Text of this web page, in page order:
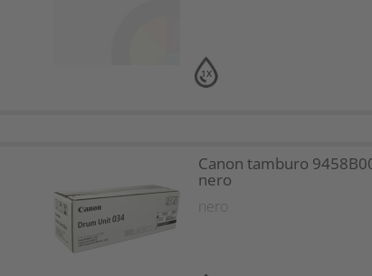
1X
Canon tamburo
nero
nero